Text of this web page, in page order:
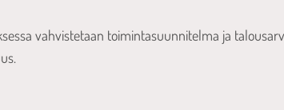
vahvistetaan toimintasuunnitelma ja